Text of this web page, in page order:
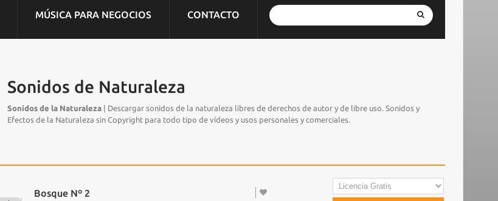
MÚSICA PARA NEGOCIOS CONTACTO
Sonidos de Naturaleza
Sonidos de la Naturaleza | Descargar sonidos de la naturaleza libres de derechos de autor y de libre uso. Sonidos y
Efectos de la Naturaleza sin Copyright para todo tipo de vídeos y usos personales y comerciales.
Bosque Nº 2